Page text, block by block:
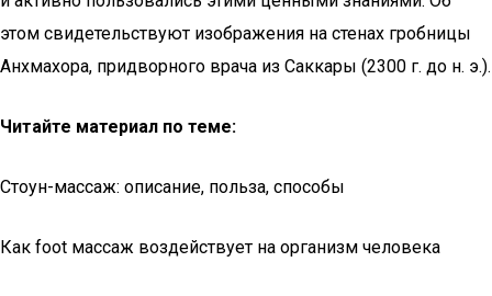
этом свидетельствуют изображения на стенах гробницы
Анхмахора, придворного врача из Саккары (2300 г. до н. э.).
Читайте материал по теме:
Стоун-массаж: описание, польза, способы
Как foot массаж воздействует на организм человека